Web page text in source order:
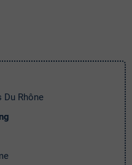
Du Rhône